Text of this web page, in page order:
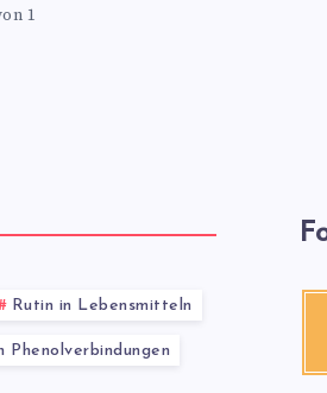
1
Rutin in Lebensmitteln
Phenolverbindungen